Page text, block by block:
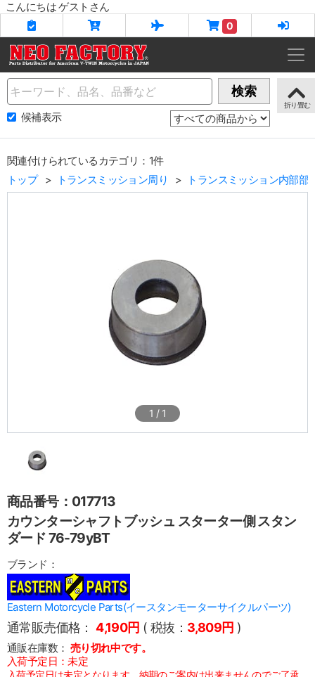
こんにちは ゲストさん
0
Name 検索
候補表示
関連付けられているカテゴリ：1件
トップ
トランスミッション周り トランスミッション内部部
1 / 1
商品番号：017713
カウンターシャフトブッシュ スターター側 スタン
ダード 76-79yBT
ブランド：
Eastern Motorcycle Parts(イースタンモーターサイクルパーツ)
通常販売価格： 4,190円 ( 税抜： 3,809円 )
通販在庫数： 売り切れ中です。
入荷予定日：未定
入荷予定日は未定となります。納期のご案内は出来ませんのでご了承